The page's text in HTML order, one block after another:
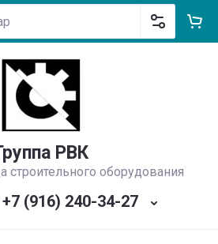
РВК
строительного оборудования
+7 (916) 240-34-27